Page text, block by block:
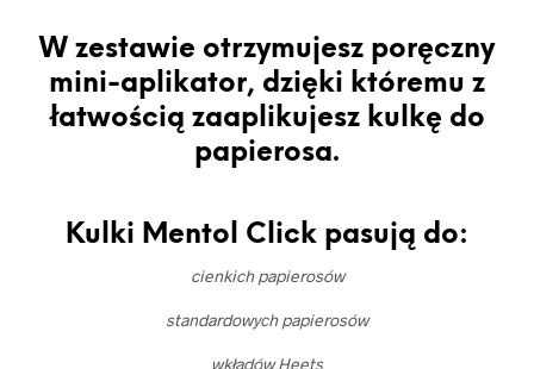
W zestawie otrzymujesz poręczny
mini-aplikator, dzięki któremu z
łatwością zaaplikujesz kulkę do
papierosa.
Kulki Mentol Click pasują do:
cienkich papierosów
standardowych papierosów
wkładów Heets